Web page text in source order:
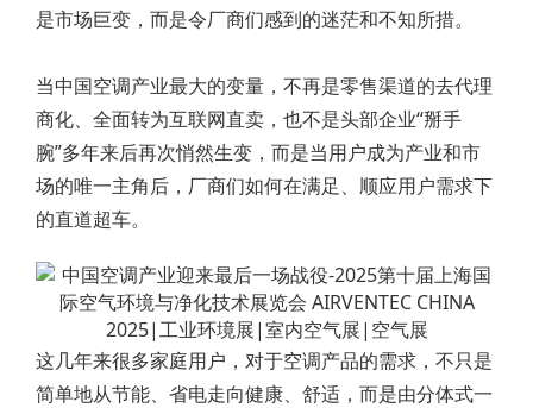
是市场巨变，而是令厂商们感到的迷茫和不知所措。
当中国空调产业最大的变量，不再是零售渠道的去代理
商化、全面转为互联网直卖，也不是头部企业“掰手
腕”多年来后再次悄然生变，而是当用户成为产业和市
场的唯一主角后，厂商们如何在满足、顺应用户需求下
的直道超车。
这几年来很多家庭用户，对于空调产品的需求，不只是
简单地从节能、省电走向健康、舒适，而是由分体式一